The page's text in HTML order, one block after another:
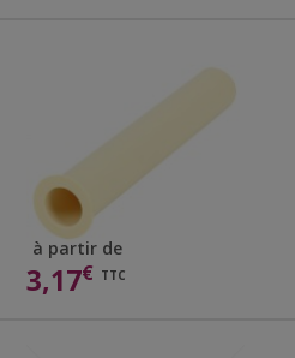
à partir de
3,17€ TTC